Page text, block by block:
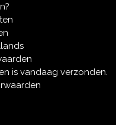
is vandaag verzonden.